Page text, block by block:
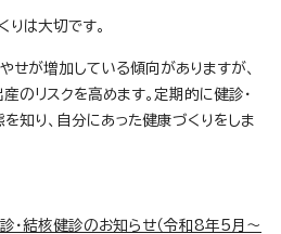
は大切です。
が増加している傾向がありますが、
のリスクを高めます。定期的に健診・
知り、自分にあった健康づくりをしま
・結核健診のお知らせ（令和8年5月～